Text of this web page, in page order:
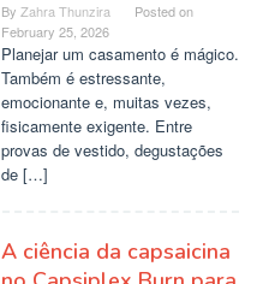
By Zahra Thunzira
Posted on
February 25, 2026
Planejar um casamento é mágico.
Também é estressante,
emocionante e, muitas vezes,
fisicamente exigente. Entre
provas de vestido, degustações
de […]
A ciência da capsaicina